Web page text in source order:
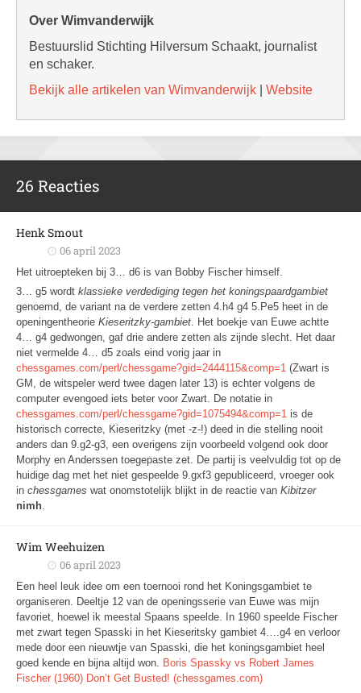
Over Wimvanderwijk
Bestuurslid Stichting Hilversum Schaakt, journalist
en schaker.
Bekijk alle artikelen van Wimvanderwijk
Website
26 Reacties
Henk Smout
06 april 2023
Het uitroepteken bij 3… d6 is van Bobby Fischer himself.
3… g5 wordt klassieke verdediging tegen het koningspaardgambiet
genoemd, de variant na de verdere zetten 4.h4 g4 5.Pe5 heet in de
openingentheorie Kieseritzky-gambiet. Het boekje van Euwe achtte
4… g4 gedwongen, gaf drie andere zetten als zijnde slecht. Het daar
niet vermelde 4… d5 zoals eind vorig jaar in
chessgames.com/perl/chessgame?gid=2444115&comp=1 (Zwart is
GM, de witspeler werd twee dagen later 13) is echter volgens de
computer evengoed iets beter voor Zwart. De notatie in
chessgames.com/perl/chessgame?gid=1075494&comp=1 is de
historisch correcte, Kieseritzky (met -z-!) deed in die stelling nooit
anders dan 9.g2-g3, een overigens zijn voorbeeld volgend ook door
Morphy en Anderssen toegepaste zet. De partij is veelvuldig tot op de
huidige dag met het niet gespeelde 9.gxf3 gepubliceerd, vroeger ook
in chessgames wat onomstotelijk blijkt in de reactie van Kibitzer
nimh.
Wim Weehuizen
06 april 2023
Een heel leuk idee om een toernooi rond het Koningsgambiet te
organiseren. Deeltje 12 van de openingsserie van Euwe was mijn
favoriet, hoewel ik meestal Spaans speelde. In 1960 speelde Fischer
met zwart tegen Spasski in het Kieseritsky gambiet 4….g4 en verloor
mede door een nieuwtje van Spasski, die het koningsgambiet heel
goed kende en bijna altijd won. Boris Spassky vs Robert James
Fischer (1960) Don’t Get Busted! (chessgames.com)